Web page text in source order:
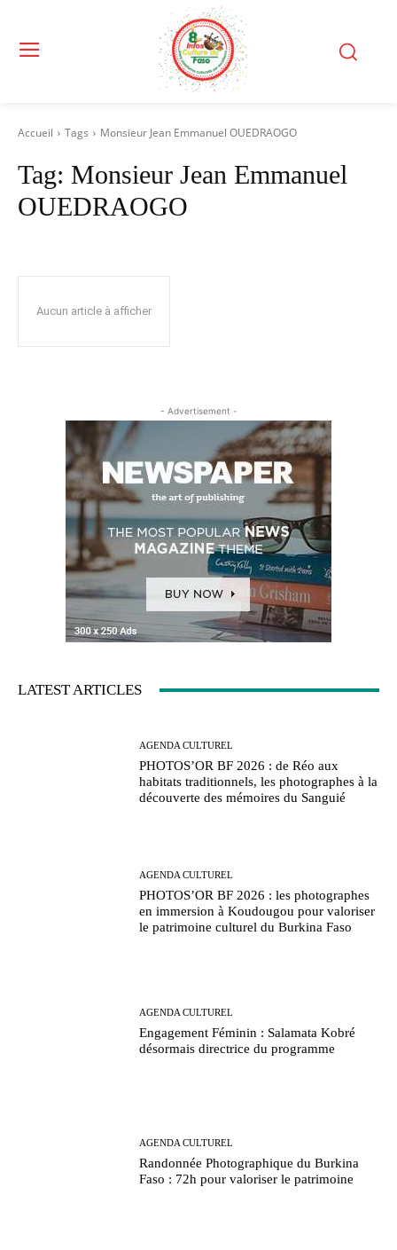
Accueil Tags Monsieur Jean Emmanuel OUEDRAOGO
Tag: Monsieur Jean Emmanuel
OUEDRAOGO
Aucun article à afficher
- Advertisement -
LATEST ARTICLES
AGENDA CULTUREL
PHOTOS’OR BF 2026 : de Réo aux
habitats traditionnels, les photographes à la
découverte des mémoires du Sanguié
AGENDA CULTUREL
PHOTOS’OR BF 2026 : les photographes
en immersion à Koudougou pour valoriser
le patrimoine culturel du Burkina Faso
AGENDA CULTUREL
Engagement Féminin : Salamata Kobré
désormais directrice du programme
AGENDA CULTUREL
Randonnée Photographique du Burkina
Faso : 72h pour valoriser le patrimoine